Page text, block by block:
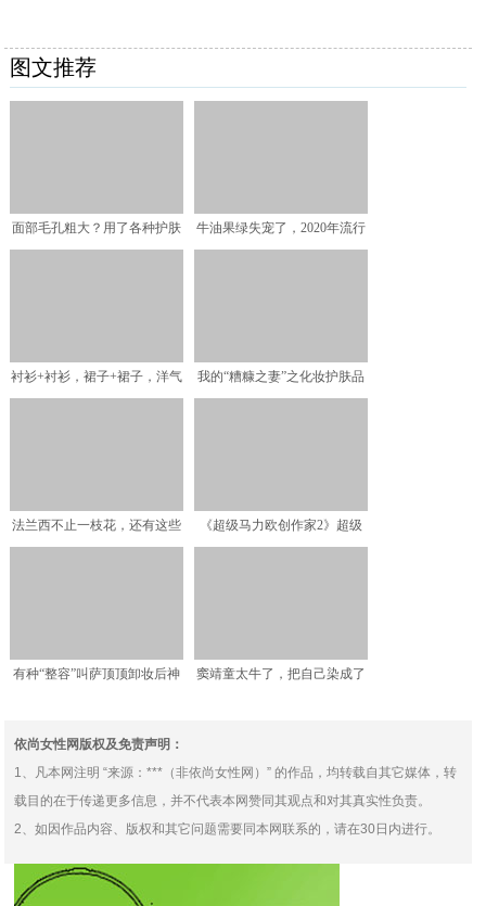
图文推荐
面部毛孔粗大？用了各种护肤
牛油果绿失宠了，2020年流行
衬衫+衬衫，裙子+裙子，洋气 我的“糟糠之妻”之化妆护肤品
法兰西不止一枝花，还有这些
《超级马力欧创作家2》超级
有种“整容”叫萨顶顶卸妆后神
窦靖童太牛了，把自己染成了
依尚女性网版权及免责声明：
1、凡本网注明 “来源：***（非依尚女性网）” 的作品，均转载自其它媒体，转
载目的在于传递更多信息，并不代表本网赞同其观点和对其真实性负责。
2、如因作品内容、版权和其它问题需要同本网联系的，请在30日内进行。